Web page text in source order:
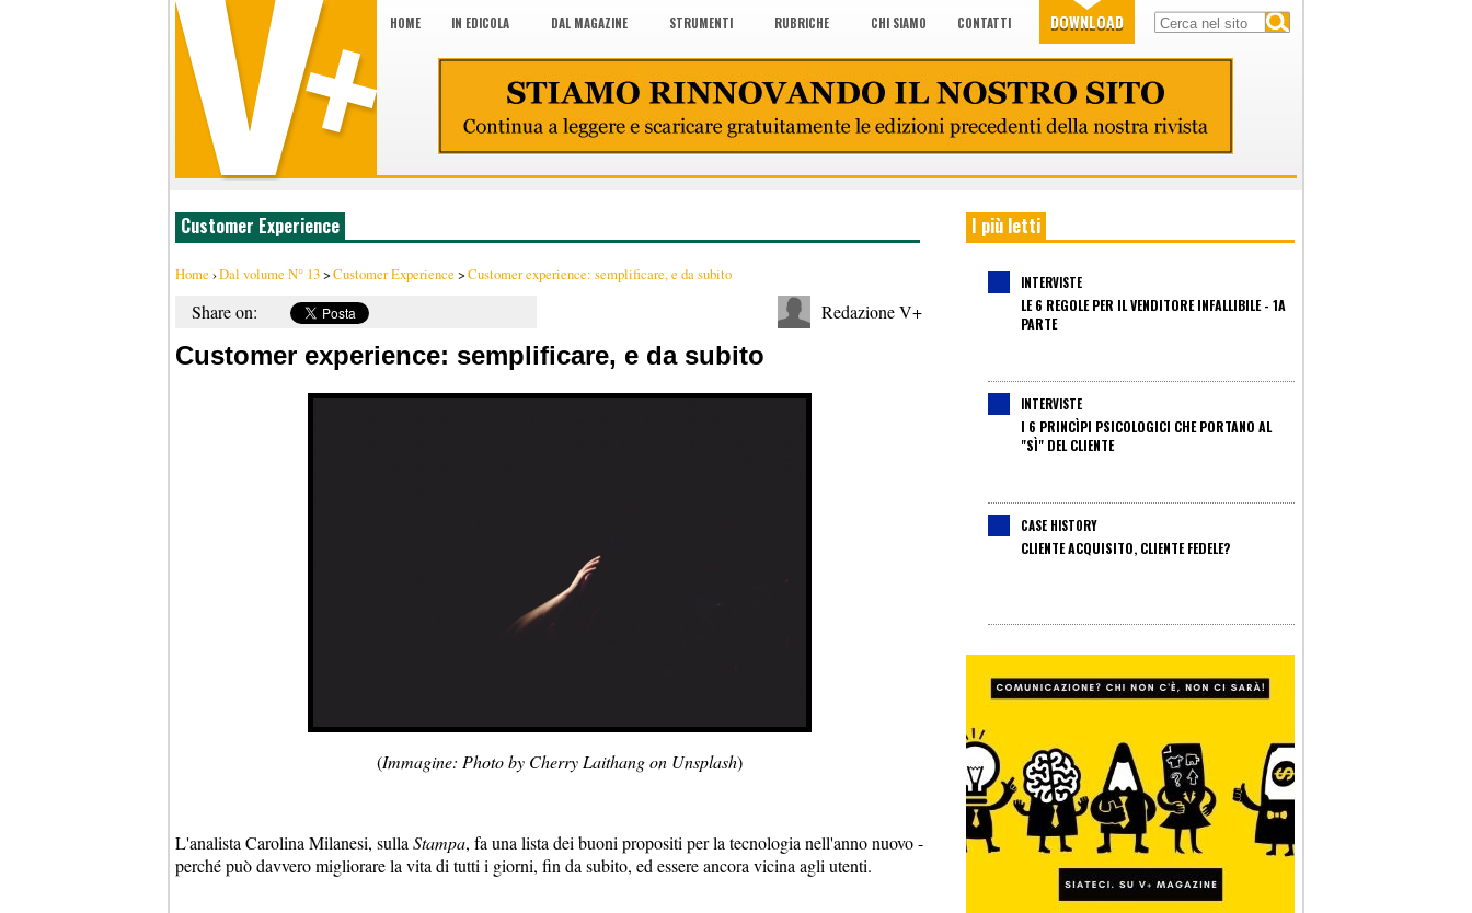
HOME IN EDICOLA DAL MAGAZINE STRUMENTI RUBRICHE CHI SIAMO CONTATTI DOWNLOAD
Customer Experience
Home ›Dal volume N° 13>Customer Experience >Customer experience: semplificare, e da subito
Share on: Redazione V+
Customer experience: semplificare, e da subito
(Immagine: Photo by Cherry Laithang on Unsplash)
L'analista Carolina Milanesi, sulla Stampa, fa una lista dei buoni propositi per la tecnologia nell'anno nuovo -
perché può davvero migliorare la vita di tutti i giorni, fin da subito, ed essere ancora vicina agli utenti.
I più letti
INTERVISTE
LE 6 REGOLE PER IL VENDITORE INFALLIBILE - 1A
PARTE
INTERVISTE
I 6 PRINCÌPI PSICOLOGICI CHE PORTANO AL
"SÌ" DEL CLIENTE
CASE HISTORY
CLIENTE ACQUISITO, CLIENTE FEDELE?